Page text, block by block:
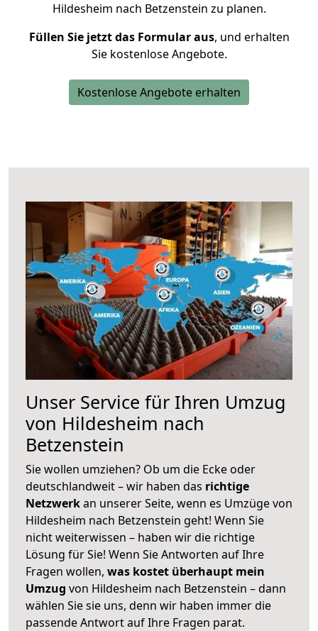
Hildesheim nach Betzenstein zu planen.
Füllen Sie jetzt das Formular aus, und erhalten
Sie kostenlose Angebote.
Kostenlose Angebote erhalten
Unser Service für Ihren Umzug
von Hildesheim nach
Betzenstein
Sie wollen umziehen? Ob um die Ecke oder
deutschlandweit – wir haben das richtige
Netzwerkan unserer Seite, wenn es Umzüge von
Hildesheim nach Betzenstein geht! Wenn Sie
nicht weiterwissen – haben wir die richtige
Lösung für Sie! Wenn Sie Antworten auf Ihre
Fragen wollen, was kostet überhaupt mein
Umzug von Hildesheim nach Betzenstein – dann
wählen Sie sie uns, denn wir haben immer die
passende Antwort auf Ihre Fragen parat.